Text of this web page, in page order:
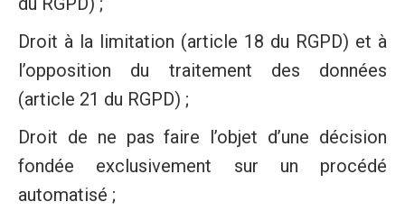
Droit à la limitation (article 18 du RGPD) et à
l’opposition du traitement des données
(article 21 du RGPD) ;
Droit de ne pas faire l’objet d’une décision
fondée exclusivement sur un procédé
automatisé ;